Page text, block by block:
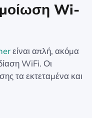
Wi-
είναι απλή, ακόμα
WiFi. Οι
τα εκτεταμένα και